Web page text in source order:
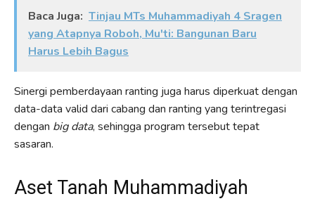
Baca Juga: Tinjau MTs Muhammadiyah 4 Sragen
yang Atapnya Roboh, Mu'ti: Bangunan Baru
Harus Lebih Bagus
Sinergi pemberdayaan ranting juga harus diperkuat dengan
data-data valid dari cabang dan ranting yang terintregasi
dengan big data, sehingga program tersebut tepat
sasaran.
Aset Tanah Muhammadiyah